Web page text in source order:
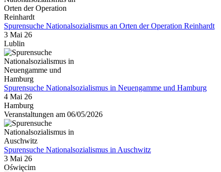
Spurensuche Nationalsozialismus an Orten der Operation Reinhardt
3 Mai 26
Lublin
Spurensuche Nationalsozialismus in Neuengamme und Hamburg
4 Mai 26
Hamburg
Veranstaltungen am 06/05/2026
Spurensuche Nationalsozialismus in Auschwitz
3 Mai 26
Oświęcim